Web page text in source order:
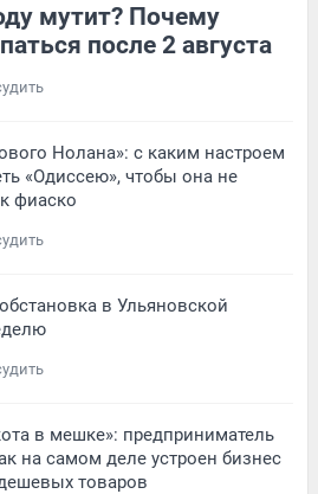
мутит? Почему
после 2 августа
Нолана»: с каким настроем
«Одиссею», чтобы она не
фиаско
в Ульяновской
в мешке»: предприниматель
на самом деле устроен бизнес
товаров